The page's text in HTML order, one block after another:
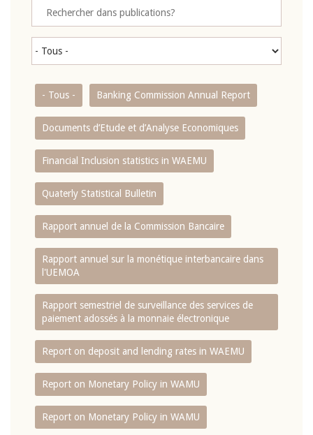
- Tous - Banking Commission Annual Report
Documents d’Etude et d’Analyse Economiques
Financial Inclusion statistics in WAEMU
Quaterly Statistical Bulletin
Rapport annuel de la Commission Bancaire
Rapport annuel sur la monétique interbancaire dans
l'UEMOA
Rapport semestriel de surveillance des services de
paiement adossés à la monnaie électronique
Report on deposit and lending rates in WAEMU
Report on Monetary Policy in WAMU
Report on Monetary Policy in WAMU